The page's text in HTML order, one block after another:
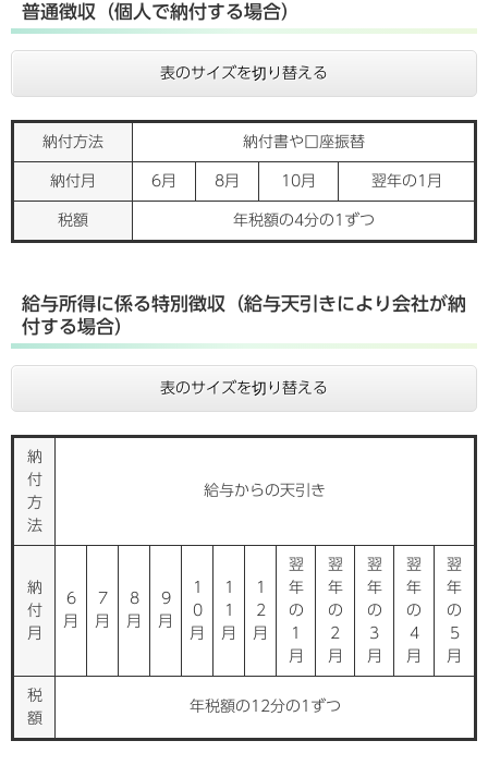
普通徴収（個人で納付する場合）
表のサイズを切り替える
納付方法 納付書や口座振替
納付月 6月 8月 10月 翌年の1月
税額 年税額の4分の1ずつ
給与所得に係る特別徴収（給与天引きにより会社が納
付する場合）
表のサイズを切り替える
納
付
方
法
給与からの天引き
納
付
月
6
月
7
月
8
月
9
月
1
0
月
1
1
月
1
2
月
翌
年
の
1
月
翌
年
の
2
月
翌
年
の
3
月
翌
年
の
4
月
翌
年
の
5
月
税
額
年税額の12分の1ずつ